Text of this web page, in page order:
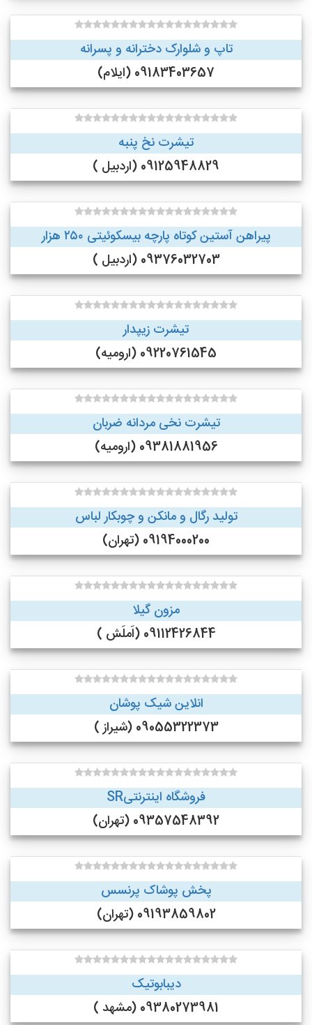
تاپ و شلوارک دخترانه و پسرانه
09183403657 (ایلام)
تیشرت نخ پنبه
09125948829 (اردبیل )
پیراهن آستین کوتاه پارچه بیسکوئیتی ۲۵۰ هزار
09376032703 (اردبیل )
تیشرت زیپدار
09220761545 (ارومیه)
تیشرت نخی مردانه ضربان
09381881956 (ارومیه)
تولید رگال و مانکن و چوبکار لباس
09194000200 (تهران)
مزون گیلا
09112426844 (اَملَش )
انلاین شیک پوشان
09055322373 (شیراز )
فروشگاه اینترنتیSR
09357548392 (تهران)
پخش پوشاک پرنسس
09193859802 (تهران)
دیبابوتیک
09380273981 (مشهد )